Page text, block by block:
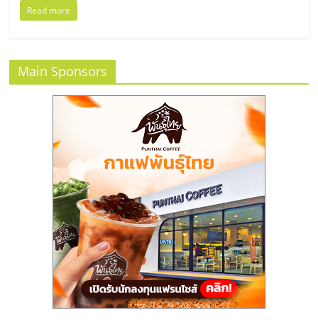
แฟ
รน
ไชส์,
ปรึกษา
แฟ
ไชส์,
Read more
Main Sponsors